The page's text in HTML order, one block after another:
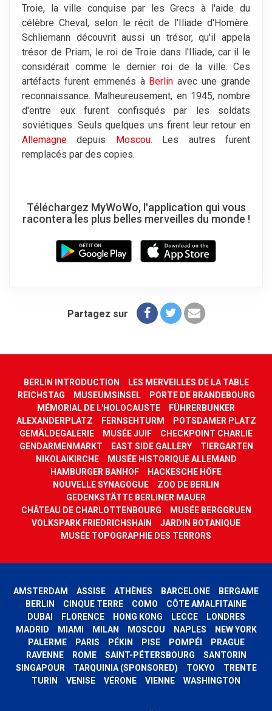
Troie, la ville conquise par les Grecs à l'aide du
célèbre Cheval, selon le récit de l'Iliade d'Homère.
Schliemann découvrit aussi un trésor, qu'il appela
trésor de Priam, le roi de Troie dans l'Iliade, car il le
considérait comme le dernier roi de la ville. Ces
artéfacts furent emmenés à Berlin avec une grande
reconnaissance. Malheureusement, en 1945, nombre
d'entre eux furent confisqués par les soldats
soviétiques. Seuls quelques uns firent leur retour en
Allemagne depuis Moscou. Les autres furent
remplacés par des copies.
Téléchargez MyWoWo, l'application qui vous
racontera les plus belles merveilles du monde !
Partagez sur
BERLIN INTRODUCTION
LES MERVEILLES DE LA TABLE
REICHSTAG
MUSEUMSINSEL
PORTE DE BRANDEBOURG
MÉMORIAL DE L'HOLOCAUSTE
FÜHRERBUNKER
ALEXANDERPLATZ
FERNSEHTURM
POTSDAMER PLATZ
GEMÄLDEGALERIE
MUSÉE JUIF
CHECKPOINT CHARLIE
GENDARMENMARKT
EAST SIDE GALLERY
TIERGARTEN
NIKOLAIKIRCHE
MUSÉE HISTORIQUE ALLEMAND
HAMBURGER BANHOF
HACKESCHE HÖFE
NOUVELLE SYNAGOGUE
ZOO DE BERLIN
GEDENKSTÄTTE BERLINER MAUER
CHÂTEAU DE CHARLOTTENBOURG
MUSÉE BERGGRUEN
VOLKSPARK FRIEDRICHSHAIN
JARDIN BOTANIQUE
MUSÉE TOPOGRAPHIE DES TERRORS
AMSTERDAM ASSISE ATHÈNES BARCELONE
BERGAME
BERLIN
CINQUE TERRE COMO
CÔTE AMALFITAINE
DUBAI
FLORENCE HONG KONG LECCE
LONDRES
MADRID
MIAMI MILAN MOSCOU NAPLES
NEW YORK
PALERME
PARIS PÉKIN PISE POMPÉI
PRAGUE
RAVENNE
ROME SAINT-PÉTERSBOURG
SANTORIN
SINGAPOUR
TARQUINIA (SPONSORED) TOKYO
TRENTE
TURIN
VENISE VÉRONE VIENNE WASHINGTON